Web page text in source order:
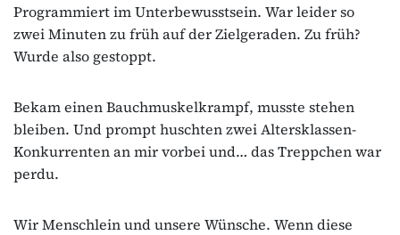
Programmiert im Unterbewusstsein. War leider so
zwei Minuten zu früh auf der Zielgeraden. Zu früh?
Wurde also gestoppt.
Bekam einen Bauchmuskelkrampf, musste stehen
bleiben. Und prompt huschten zwei Altersklassen-
Konkurrenten an mir vorbei und… das Treppchen war
perdu.
Wir Menschlein und unsere Wünsche. Wenn diese